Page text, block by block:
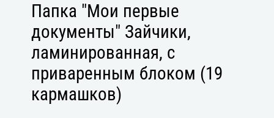
Папка "Мои первые
документы" Зайчики,
ламинированная, с
приваренным блоком (19
кармашков)